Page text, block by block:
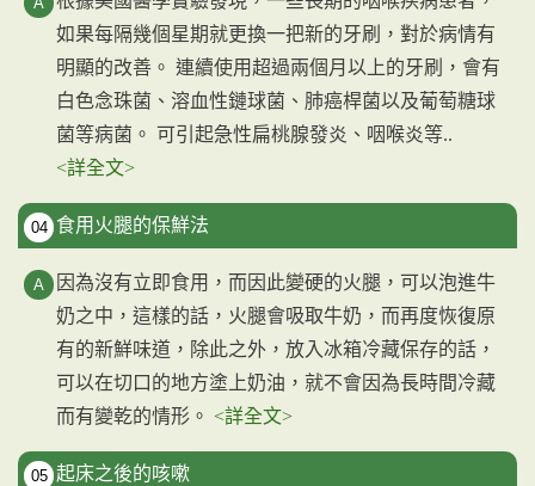
如果每隔幾個星期就更換一把新的牙刷，對於病情有
明顯的改善。 連續使用超過兩個月以上的牙刷，會有
白色念珠菌、溶血性鏈球菌、肺癌桿菌以及葡萄糖球
菌等病菌。 可引起急性扁桃腺發炎、咽喉炎等..
<詳全文>
04 食用火腿的保鮮法
因為沒有立即食用，而因此變硬的火腿，可以泡進牛
奶之中，這樣的話，火腿會吸取牛奶，而再度恢復原
有的新鮮味道，除此之外，放入冰箱冷藏保存的話，
可以在切口的地方塗上奶油，就不會因為長時間冷藏
而有變乾的情形。 <詳全文>
05 起床之後的咳嗽